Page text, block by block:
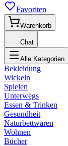
Favoriten
Warenkorb
Chat
Alle Kategorien
Bekleidung
Wickeln
Spielen
Unterwegs
Essen & Trinken
Gesundheit
Naturbettwaren
Wohnen
Bücher